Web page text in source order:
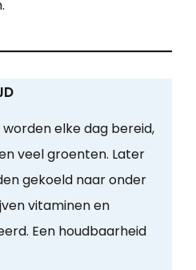
elke dag bereid,
veel groenten. Later
gekoeld naar onder
vitaminen en
Een houdbaarheid